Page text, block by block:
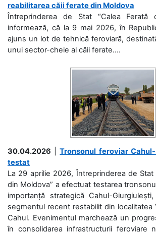
reabilitarea căii ferate din Moldova
Întreprinderea de Stat “Calea Ferată
informează, că la 9 mai 2026, în
ajuns un lot de tehnică feroviară,
unui sector-cheie al căii ferate....
30.04.2026 |Tronsonul feroviar
testat
La 29 aprilie 2026, Întreprinderea de Stat
din Moldova” a efectuat testarea
importanță strategică Cahul-
segmentul recent restabilit din localitatea
Cahul. Evenimentul marchează un
în consolidarea infrastructurii feroviare